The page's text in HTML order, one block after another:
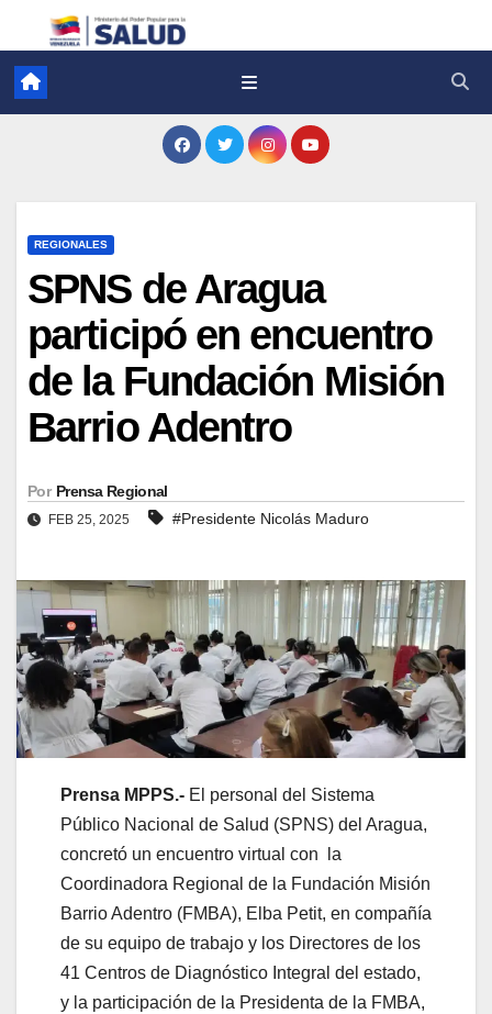
REGIONALES
SPNS de Aragua
participó en encuentro
de la Fundación Misión
Barrio Adentro
Por Prensa Regional
FEB 25, 2025 #Presidente Nicolás Maduro
Prensa MPPS.- El personal del Sistema
Público Nacional de Salud (SPNS) del Aragua,
concretó un encuentro virtual con la
Coordinadora Regional de la Fundación Misión
Barrio Adentro (FMBA), Elba Petit, en compañía
de su equipo de trabajo y los Directores de los
41 Centros de Diagnóstico Integral del estado,
y la participación de la Presidenta de la FMBA,